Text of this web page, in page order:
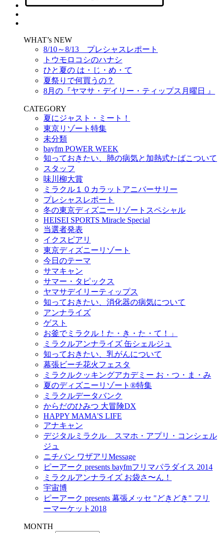
WHAT’s NEW
8/10～8/13 プレシャスレポート
トウモロコシのハナシ
ひと夏の は・じ・め・て
夏祭りで何買うの？
8月の『ヤマサ・デイリー・ティップス月曜日 』
CATEGORY
夏にジャスト・ミート！
東京リゾート特集
未分類
bayfm POWER WEEK
知っておきたい、肺の病気と加熱式たばこついて
スタッフ
味川柳大賞
ミラクル１０カラットアニバーサリー
プレシャスレポート
冬の東京ディズニーリゾートスペシャル
HEISEI SPORTS Miracle Special
当選者発表
イクスピアリ
東京ディズニーリゾート
今日のテーマ
サマキャン
サマー・タピックス
ヤマサデイリーティップス
知っておきたい、消化器の病気について
アンナライズ
ゲスト
お釜でミラクル！た・き・た・て！」
ミラクルアンナライズ 缶シェルジュ
知っておきたい、乳がんについて
幕張ビーチ花火フェスタ
ミラクルクッキングアカデミー お・つ・ま・み
夏のディズニーリゾート®特集
ミラクルデータバンク
からだのひみつ 大冒険DX
HAPPY MAMA'S LIFE
アナキャン
デジタルミラクル スマホ・アプリ・コンシェル
ジュ
ニチバン ワザアリMessage
ピーアーク presents bayfmフリマパラダイス 2014
ミラクルアンナライズ お袋さ〜ん！
宇宙博
ピーアーク presents 幕張メッセ "どきどき" フリ
ーマーケット2018
MONTH